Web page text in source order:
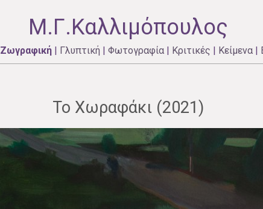
Μ.Γ.Καλλιμόπουλος
Ζωγραφική| Γλυπτική | Φωτογραφία| Κριτικές | Κείμενα|
Το Χωραφάκι (2021)